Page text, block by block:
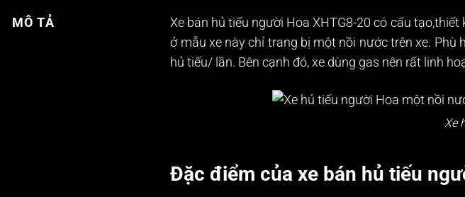
MÔ TẢ
Xe bán hủ tiếu người Hoa XHTG8-20 có cấu
ở mẫu xe này chỉ trang bị một nồi nước trên xe.
hủ tiếu/ lần. Bên cạnh đó, xe dùng gas nên rất linh
Xe
Đặc điểm của xe bán hủ tiếu